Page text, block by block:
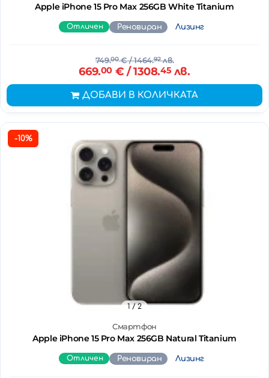
Apple iPhone 15 Pro Max 256GB White Titanium
Отличен Реновиран Лизинг
749.00€/ 1464.92лв.
669.00€ / 1308.45лв.
ДОБАВИ В КОЛИЧКАТА
-10%
Смартфон
Apple iPhone 15 Pro Max 256GB Natural Titanium
1/ 2
Отличен Реновиран Лизинг